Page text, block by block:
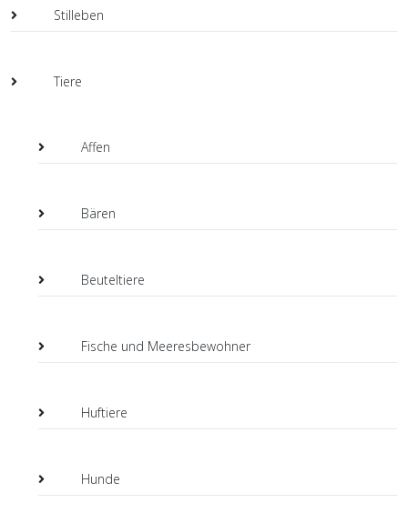
Stilleben
Tiere
Affen
Bären
Beuteltiere
Fische und Meeresbewohner
Huftiere
Hunde